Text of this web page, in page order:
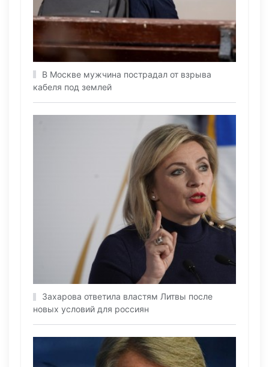
В Москве мужчина пострадал от взрыва
кабеля под землей
Захарова ответила властям Литвы после
новых условий для россиян